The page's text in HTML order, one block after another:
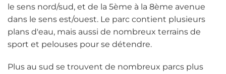
le sens nord/sud, et de la 5ème à la 8ème avenue
dans le sens est/ouest. Le parc contient plusieurs
plans d'eau, mais aussi de nombreux terrains de
sport et pelouses pour se détendre.
Plus au sud se trouvent de nombreux parcs plus